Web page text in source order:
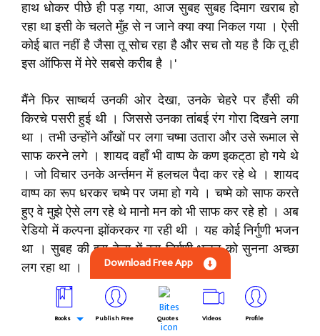
हाथ धोकर पीछे ही पड़ गया, आज सुबह सुबह दिमाग खराब हो
रहा था इसी के चलते मुँह से न जाने क्या क्या निकल गया । ऐसी
कोई बात नहीं है जैसा तू सोच रहा है और सच तो यह है कि तू ही
इस ऑफिस में मेरे सबसे करीब है ।'
मैंने फिर साष्चर्य उनकी ओर देखा, उनके चेहरे पर हँसी की
किरचे पसरी हुई थी । जिससे उनका तांबई रंग गोरा दिखने लगा
था । तभी उन्होंने आँखों पर लगा चष्मा उतारा और उसे रूमाल से
साफ करने लगे । शायद वहाँ भी वाष्प के कण इकट्‌ठा हो गये थे
। जो विचार उनके अर्न्तमन में हलचल पैदा कर रहे थे । शायद
वाष्प का रूप धरकर चष्मे पर जमा हो गये । चष्मे को साफ करते
हुए वे मुझे ऐसे लग रहे थे मानो मन को भी साफ कर रहे हो । अब
रेडियो में कल्पना झोंकरकर गा रही थी । यह कोई निर्गुणी भजन
था । सुबह की इस बेला में इस निर्गूणी भजन को सुनना अच्छा
लग रहा था ।
तभी सहसा मैंंने उनके हाथ को अपने हाथ में लेकर हल्के से दाब
दिया । उन्होंने मुझे कांख मेें भर लिया, उनकी आँखें छलछला
Download Free App
Books Publish Free Quotes Videos Profile